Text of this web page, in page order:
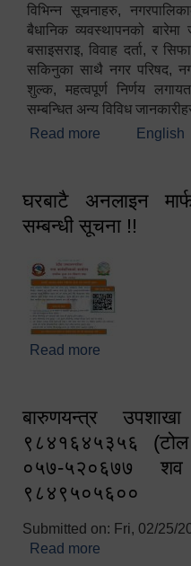
विभिन्न सूचनाहरु,
बैधानिक व्यवस्थापनको
बसाइसराइ, विवाह दर्ता, र
सकिनुका साथै नगर परिषद,
शुल्क, महत्वपूर्ण निर्णय
सम्बन्धित अन्य विविध
Read more about स्वागतम!!!
English
घरबाटै अनलाइन
सम्बन्धी सूचना !!
Read more
बारुणयन्त्र
९८४१६४५३५६
०५७-५२०६७७
९८४९५०५६००
Submitted on: Fri, 02/25/
Read more